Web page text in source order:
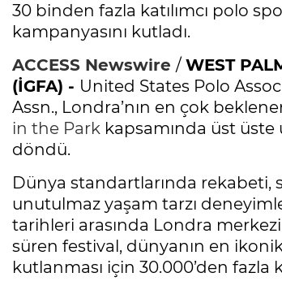
30 binden fazla katılımcı polo
kampanyasını kutladı.
ACCESS Newswire / WEST
(İGFA) - United States Polo
Assn., Londra’nın en çok
in the Park kapsamında üst
döndü.
Dünya standartlarında rekabeti,
unutulmaz yaşam tarzı
tarihleri arasında Londra
süren festival, dünyanın en
kutlanması için 30.000’den fazla